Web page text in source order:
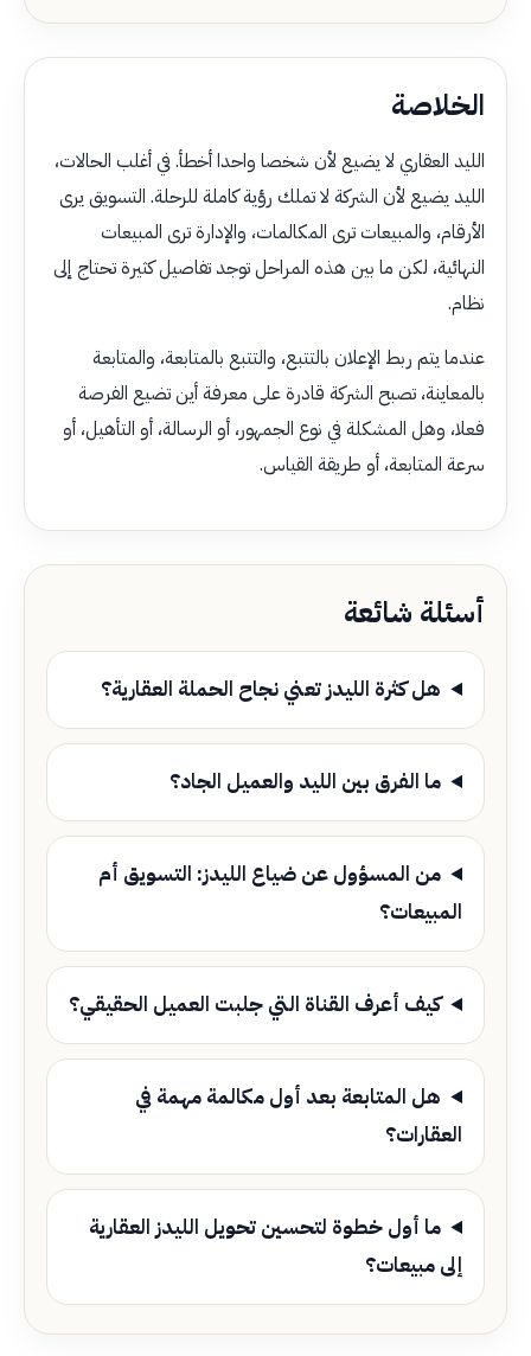
الخلاصة
الليد العقاري لا يضيع لأن شخصا واحدا أخطأ. في أغلب الحالات،
الليد يضيع لأن الشركة لا تملك رؤية كاملة للرحلة. التسويق يرى
الأرقام، والمبيعات ترى المكالمات، والإدارة ترى المبيعات
النهائية، لكن ما بين هذه المراحل توجد تفاصيل كثيرة تحتاج إلى
نظام.
عندما يتم ربط الإعلان بالتتبع، والتتبع بالمتابعة، والمتابعة
بالمعاينة، تصبح الشركة قادرة على معرفة أين تضيع الفرصة
فعلا، وهل المشكلة في نوع الجمهور، أو الرسالة، أو التأهيل، أو
سرعة المتابعة، أو طريقة القياس.
أسئلة شائعة
هل كثرة الليدز تعني نجاح الحملة العقارية؟
ما الفرق بين الليد والعميل الجاد؟
من المسؤول عن ضياع الليدز: التسويق أم
المبيعات؟
كيف أعرف القناة التي جلبت العميل الحقيقي؟
هل المتابعة بعد أول مكالمة مهمة في
العقارات؟
ما أول خطوة لتحسين تحويل الليدز العقارية
إلى مبيعات؟